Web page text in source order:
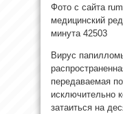
Фото с сайта
медицинский
минута 42503
Вирус
передаваемая
исключительно
затаиться на